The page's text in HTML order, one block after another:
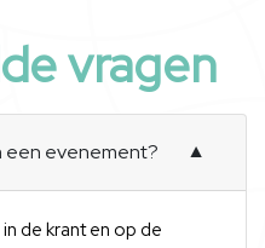
vragen
een evenement? ▼
de krant en op de